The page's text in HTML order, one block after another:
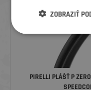
PIRELLI PLÁŠŤ P
ZOBRAZIŤ